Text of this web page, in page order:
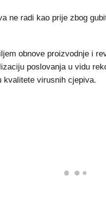
ne radi kao prije zbog
obnove proizvodnje i
poslovanja u vidu
kvalitete virusnih cjepiva.